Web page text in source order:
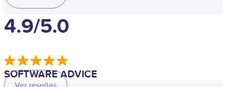
4.9/5.0
SOFTWARE ADVICE